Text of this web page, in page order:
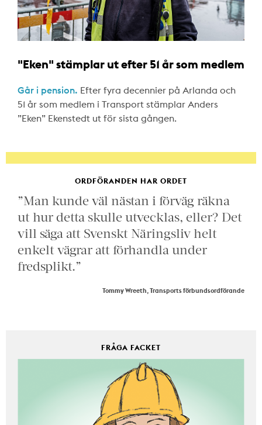
"Eken" stämplar ut efter 51 år som medlem
Går i pension. Efter fyra decennier på Arlanda och
51 år som medlem i Transport stämplar Anders
”Eken” Ekenstedt ut för sista gången.
ORDFÖRANDEN HAR ORDET
”Man kunde väl nästan i förväg räkna
ut hur detta skulle utvecklas, eller? Det
vill säga att Svenskt Näringsliv helt
enkelt vägrar att förhandla under
fredsplikt.”
Tommy Wreeth, Transports förbundsordförande
FRÅGA FACKET